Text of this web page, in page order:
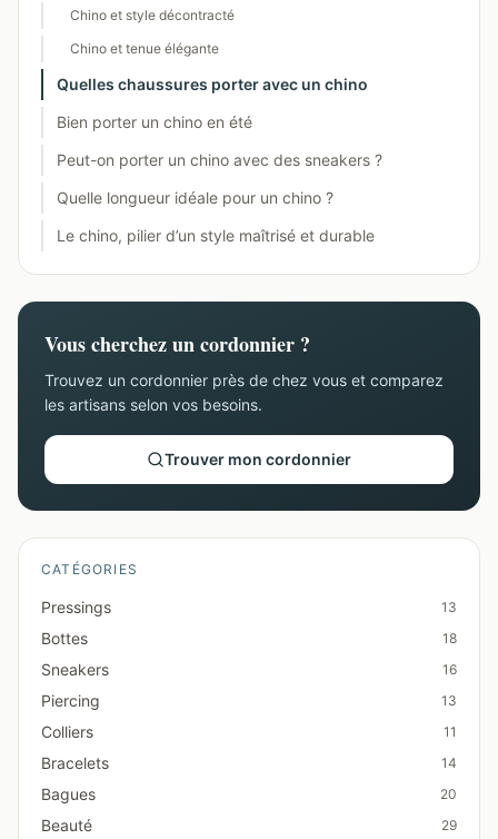
Chino et style décontracté
Chino et tenue élégante
Quelles chaussures porter avec un chino
Bien porter un chino en été
Peut-on porter un chino avec des sneakers ?
Quelle longueur idéale pour un chino ?
Le chino, pilier d’un style maîtrisé et durable
Vous cherchez un cordonnier ?
Trouvez un cordonnier près de chez vous et comparez
les artisans selon vos besoins.
Trouver mon cordonnier
CATÉGORIES
Pressings 13
Bottes 18
Sneakers 16
Piercing 13
Colliers 11
Bracelets 14
Bagues 20
Beauté 29